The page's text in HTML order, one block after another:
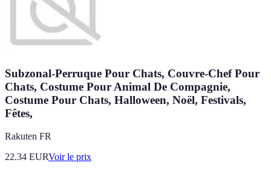
Subzonal-Perruque Pour Chats, Couvre-Chef Pour
Chats, Costume Pour Animal De Compagnie,
Costume Pour Chats, Halloween, Noël, Festivals,
Fêtes,
Rakuten FR
22.34 EURVoir le prix